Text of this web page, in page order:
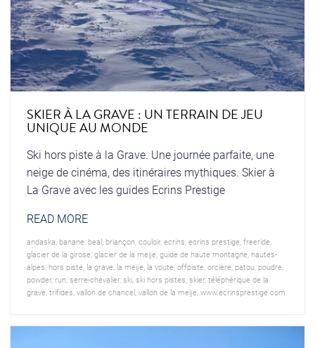
SKIER À LA GRAVE : UN TERRAIN DE JEU
UNIQUE AU MONDE
Ski hors piste à la Grave. Une journée parfaite, une
neige de cinéma, des itinéraires mythiques. Skier à
La Grave avec les guides Ecrins Prestige
READ MORE
andaska banane, beal, briançon couloir, ecrins ecrins prestige, freeride,
glacier de la girose, glacier de la meije, guide de haute montagne, hautes-
alpes hors piste, la grave, la meije, la voute, offpiste, orcière, patou poudre,
powder, run serre-chevalier, ski, ski hors pistes skier, téléphérique de la
grave, trifides vallon de chancel, vallon de la meije, www.ecrinsprestige.com